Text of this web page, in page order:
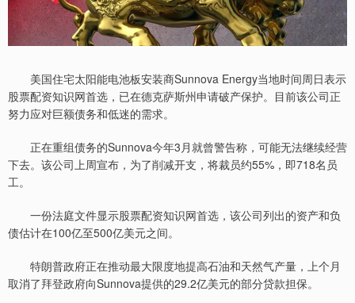
美国住宅太阳能电池板安装商Sunnova Energy当地时间周日表示
股票配资知识网首选，已在德克萨斯州申请破产保护。目前该公司正
努力应对巨额债务和低迷的需求。
正在重组债务的Sunnova今年3月就曾警告称，可能无法继续经营
下去。该公司上周宣布，为了削减开支，将裁员约55%，即718名员
工。
一份法庭文件显示股票配资知识网首选，该公司列出的资产和负
债估计在100亿至500亿美元之间。
特朗普政府正在推动最大限度地提高石油和天然气产量，上个月
取消了拜登政府向Sunnova提供的29.2亿美元的部分贷款担保。